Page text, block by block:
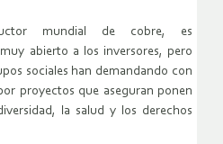
mundial de cobre, es
abierto a los inversores, pero
sociales han demandando con
proyectos que aseguran ponen
la salud y los derechos